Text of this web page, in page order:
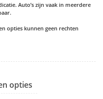
Auto’s zijn vaak in meerdere
opties kunnen geen rechten
opties